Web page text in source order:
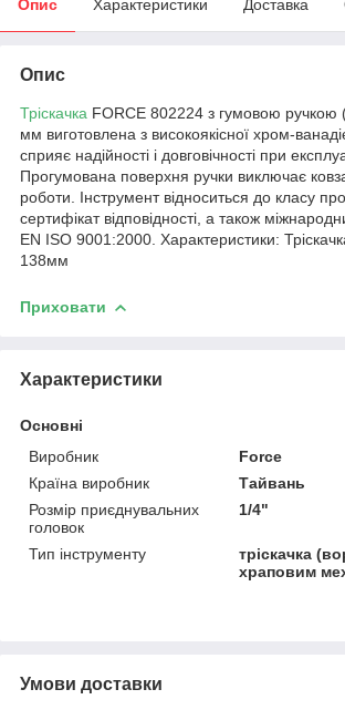
Опис Характеристики Доставка
Опис
Тріскачка FORCE 802224 з гумовою ручкою
мм виготовлена з високоякісної хром-
сприяє надійності і довговічності при
Прогумована поверхня ручки виключає
роботи. Інструмент відноситься до класу
сертифікат відповідності, а також
EN ISO 9001:2000. Характеристики:
138мм
Приховати
Характеристики
Основні
Виробник
Force
Країна виробник
Тайвань
Розмір приєднувальних
головок
1/4"
Тип інструменту
тріскачка
храповим
Умови доставки